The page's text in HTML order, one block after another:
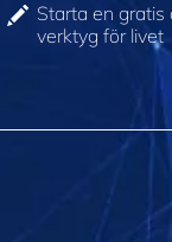
Starta en gratis
verktyg för livet